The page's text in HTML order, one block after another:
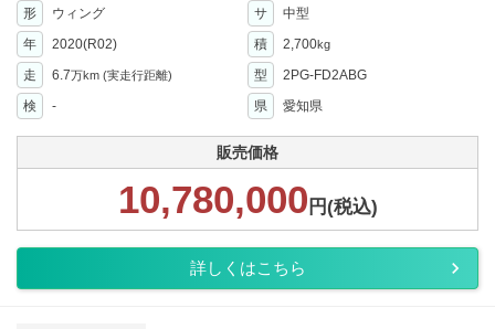
形 ウィング サ
中型
年
2020(R02) 積 2,700kg
走 6.7万km (実走行距離) 型
2PG-FD2ABG
検
- 県 愛知県
販売価格
10,780,000 円(税込)
詳しくはこちら